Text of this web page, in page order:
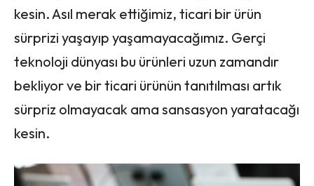
kesin. Asıl merak ettiğimiz, ticari bir ürün
sürprizi yaşayıp yaşamayacağımız. Gerçi
teknoloji dünyası bu ürünleri uzun zamandır
bekliyor ve bir ticari ürünün tanıtılması artık
sürpriz olmayacak ama sansasyon yaratacağı
kesin.